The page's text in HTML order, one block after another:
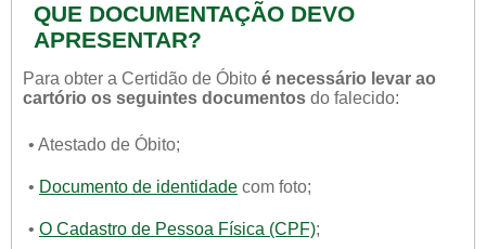
QUE DOCUMENTAÇÃO DEVO
APRESENTAR?
Para obter a Certidão de Óbito é necessário levar ao
cartório os seguintes documentos do falecido:
• Atestado de Óbito;
• Documento de identidade com foto;
• O Cadastro de Pessoa Física (CPF);